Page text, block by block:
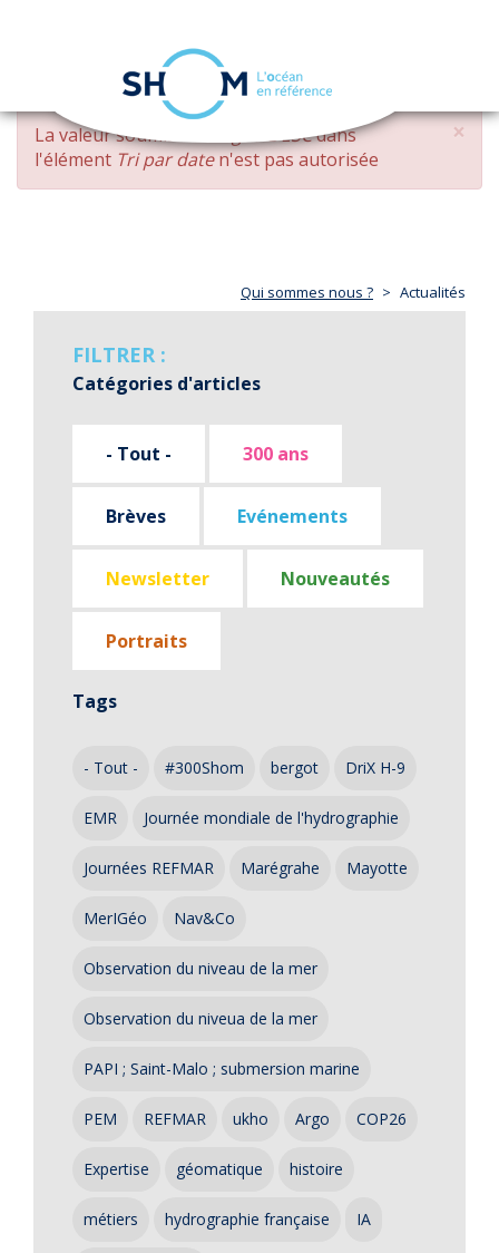
Aller
contenu
principal
navigation
×
MESSAGE
D'ERREUR
La valeur soumise changed DESCdans
l'élément Tri par daten'est pas autorisée
Qui sommes nous ? Actualités
FILTRER :
Catégories d'articles
- Tout - 300 ans
Brèves Evénements
Newsletter Nouveautés
Portraits
Tags
- Tout - #300Shom bergot DriX H-9
EMR Journée mondiale de l'hydrographie
Journées REFMAR Marégrahe Mayotte
MerIGéo Nav&Co
Observation du niveau de la mer
Observation du niveua de la mer
PAPI ; Saint-Malo ; submersion marine
PEM REFMAR ukho Argo COP26
Expertise géomatique histoire
métiers hydrographie française IA